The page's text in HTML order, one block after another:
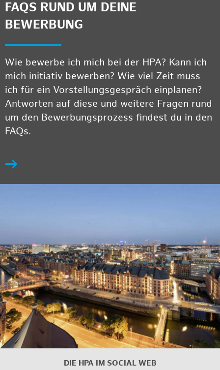
FAQS RUND UM DEINE
BEWERBUNG
Wie bewerbe ich mich bei der HPA? Kann ich
mich initiativ bewerben? Wie viel Zeit muss
ich für ein Vorstellungsgespräch einplanen?
Antworten auf diese und weitere Fragen rund
um den Bewerbungsprozess findest du in den
FAQs.
DIE HPA IM SOCIAL WEB